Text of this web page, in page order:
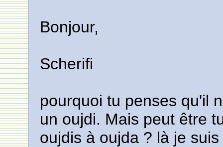
Bonjour,
Scherifi
pourquoi tu penses qu'il
un oujdi. Mais peut être
oujdis à oujda ? là je